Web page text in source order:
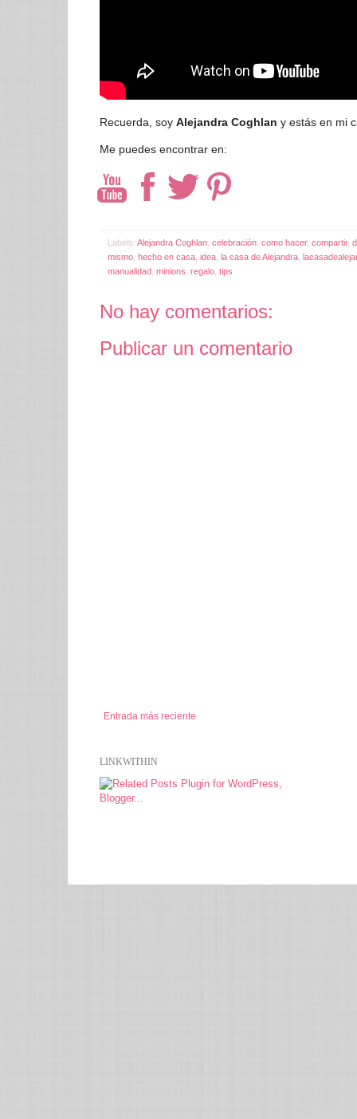
Recuerda, soy Alejandra Coghlan y estás en mi
Me puedes encontrar en:
Labels: Alejandra Coghlan celebración como hacer, compartir,
mismo hecho en casa idea la casa de Alejandra
manualidad minions regalo tips
No hay comentarios:
Publicar un comentario
Entrada más reciente
LINKWITHIN